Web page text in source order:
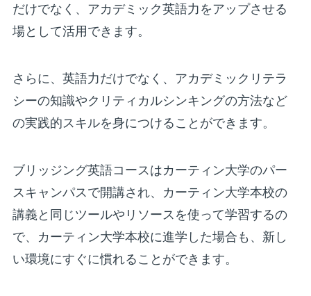
だけでなく、アカデミック英語力をアップさせる
場として活用できます。
さらに、英語力だけでなく、アカデミックリテラ
シーの知識やクリティカルシンキングの方法など
の実践的スキルを身につけることができます。
ブリッジング英語コースはカーティン大学のパー
スキャンパスで開講され、カーティン大学本校の
講義と同じツールやリソースを使って学習するの
で、カーティン大学本校に進学した場合も、新し
い環境にすぐに慣れることができます。